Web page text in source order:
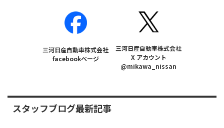
三河日産自動車株式会社
facebookページ
三河日産自動車株式会社
X アカウント
@mikawa_nissan
スタッフブログ最新記事